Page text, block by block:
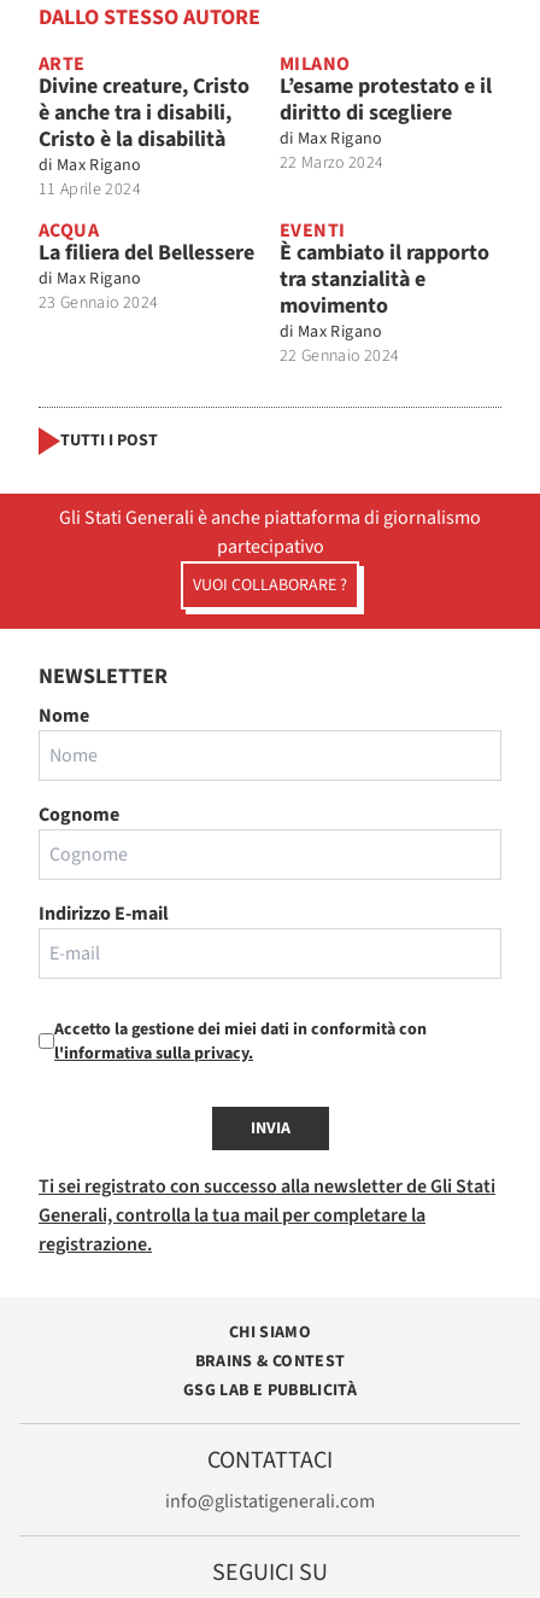
DALLO STESSO AUTORE
ARTE
Divine creature, Cristo
è anche tra i disabili,
Cristo è la disabilità
di Max Rigano
11 Aprile 2024
MILANO
L’esame protestato e il
diritto di scegliere
di Max Rigano
22 Marzo 2024
ACQUA
La filiera del Bellessere
di Max Rigano
23 Gennaio 2024
EVENTI
È cambiato il rapporto
tra stanzialità e
movimento
di Max Rigano
22 Gennaio 2024
TUTTI I POST
Gli Stati Generali è anche piattaforma di giornalismo
partecipativo
VUOI COLLABORARE ?
NEWSLETTER
Nome
Cognome
Indirizzo E-mail
Accetto la gestione dei miei dati in conformità con
l'informativa sulla privacy.
INVIA
Ti sei registrato con successo alla newsletter de Gli Stati
Generali, controlla la tua mail per completare la
registrazione.
CHI SIAMO
BRAINS & CONTEST
GSG LAB E PUBBLICITÀ
CONTATTACI
info@glistatigenerali.com
SEGUICI SU